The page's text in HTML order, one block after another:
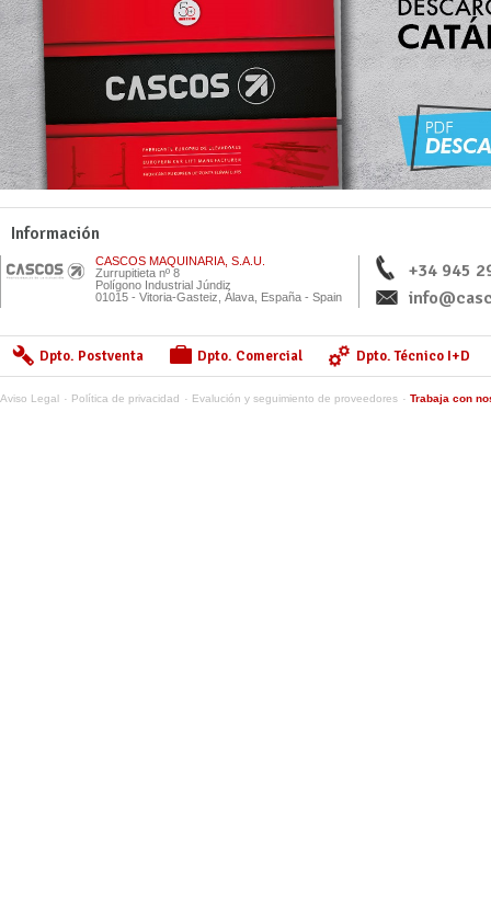
Información
CASCOS MAQUINARIA, S.A.U.
Zurrupitieta nº 8
Polígono Industrial Júndiz
01015 - Vitoria-Gasteiz, Álava, España - Spain
+34 945
Dpto. Postventa Dpto. Comercial Dpto. Técnico I+D
Aviso Legal Política de privacidad Evalución y seguimiento de proveedores Trabaja con